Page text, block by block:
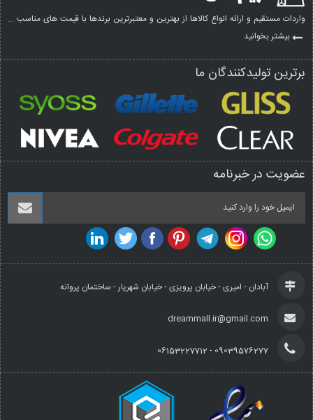
واردات مستقیم و ارائه انواع کالاها از بهترین و معتبرترین برندها با قیمت های مناسب ...
بیشتر بخوانید
برترین تولیدکنندگان ما
عضویت در خبرنامه
آبادان - امیری - خیابان پرویزی - خیابان شهریار - ساختمان پروانه
dreammall.ir@gmail.com
09039576277 - 06153227712